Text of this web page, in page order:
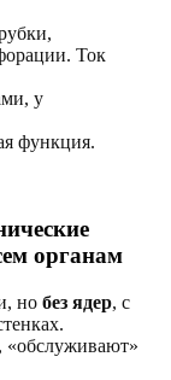
Ток
у
функция.
органам
но без ядер, с